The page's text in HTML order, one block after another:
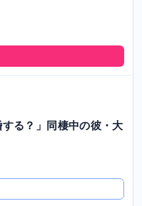
する？」同棲中の彼・大